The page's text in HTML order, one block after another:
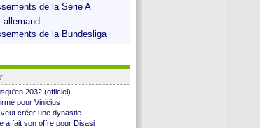
de la Serie A
de la Bundesliga
2032 (officiel)
pour Vinicius
veut créer une dynastie
a fait son offre pour Disasi